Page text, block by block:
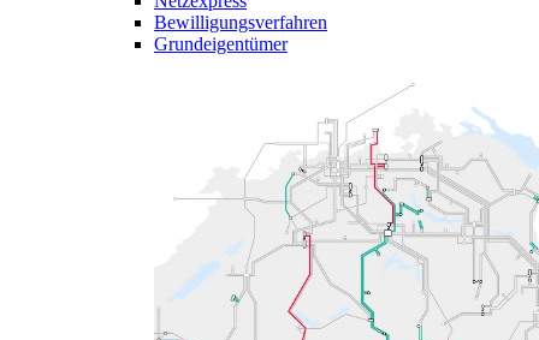
Bewilligungsverfahren
Grundeigentümer